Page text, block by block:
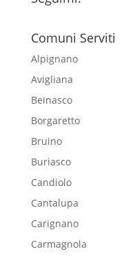
Comuni Serviti
Alpignano
Avigliana
Beinasco
Borgaretto
Bruino
Buriasco
Candiolo
Cantalupa
Carignano
Carmagnola